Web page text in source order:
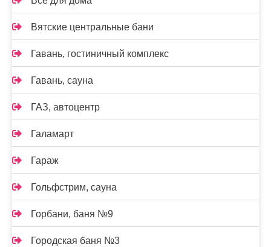
Вятские центральные бани
Гавань, гостиничный комплекс
Гавань, сауна
ГАЗ, автоцентр
Галамарт
Гараж
Гольфстрим, сауна
Горбани, баня №9
Городская баня №3